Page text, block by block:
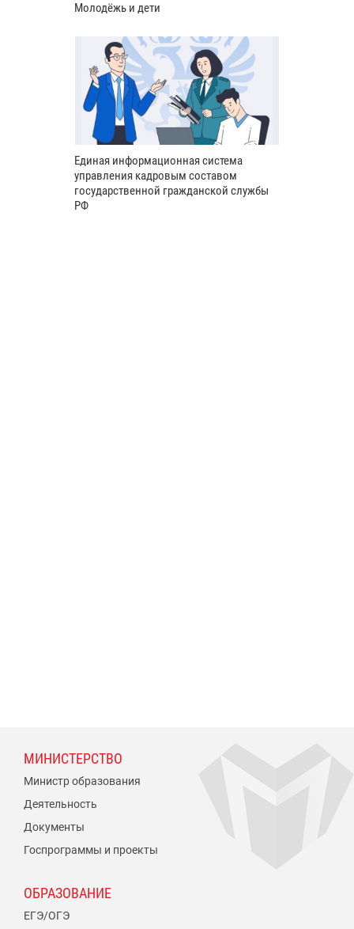
Молодёжь и дети
Единая информационная система
управления кадровым составом
государственной гражданской службы
РФ
МИНИСТЕРСТВО
Министр образования
Деятельность
Документы
Госпрограммы и проекты
ОБРАЗОВАНИЕ
ЕГЭ/ОГЭ